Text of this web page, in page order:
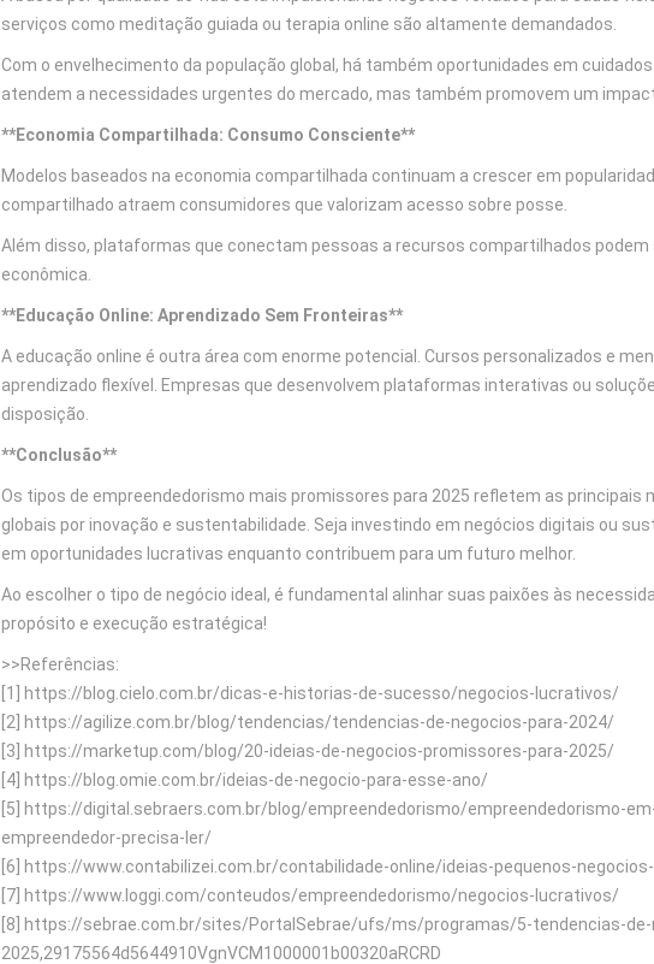
serviços como meditação guiada ou terapia online são altamente demandados.
Com o envelhecimento da população global, há também oportunidades em
atendem a necessidades urgentes do mercado, mas também promovem um
**Economia Compartilhada: Consumo Consciente**
Modelos baseados na economia compartilhada continuam a crescer em
compartilhado atraem consumidores que valorizam acesso sobre posse.
Além disso, plataformas que conectam pessoas a recursos compartilhados
econômica.
**Educação Online: Aprendizado Sem Fronteiras**
A educação online é outra área com enorme potencial. Cursos personalizados e
aprendizado flexível. Empresas que desenvolvem plataformas interativas ou
disposição.
**Conclusão**
Os tipos de empreendedorismo mais promissores para 2025 refletem as
globais por inovação e sustentabilidade. Seja investindo em negócios digitais ou
em oportunidades lucrativas enquanto contribuem para um futuro melhor.
Ao escolher o tipo de negócio ideal, é fundamental alinhar suas paixões às
propósito e execução estratégica!
>>Referências:
[1] https://blog.cielo.com.br/dicas-e-historias-de-sucesso/negocios-lucrativos/
[2] https://agilize.com.br/blog/tendencias/tendencias-de-negocios-para-2024/
[3] https://marketup.com/blog/20-ideias-de-negocios-promissores-para-2025/
[4] https://blog.omie.com.br/ideias-de-negocio-para-esse-ano/
[5] https://digital.sebraers.com.br/blog/empreendedorismo/empreendedorismo-
empreendedor-precisa-ler/
[6] https://www.contabilizei.com.br/contabilidade-online/ideias-pequenos-
[7] https://www.loggi.com/conteudos/empreendedorismo/negocios-lucrativos/
[8] https://sebrae.com.br/sites/PortalSebrae/ufs/ms/programas/5-tendencias-
2025,29175564d5644910VgnVCM1000001b00320aRCRD